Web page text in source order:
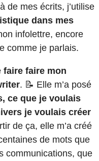
de mes écrits, j’utilise
dans mes
infolettre, encore
comme je parlais.
faire faire mon
. 📝 Elle m’a posé
ce que je voulais
je voulais créer
de ça, elle m’a créé
de mots que
communications, que